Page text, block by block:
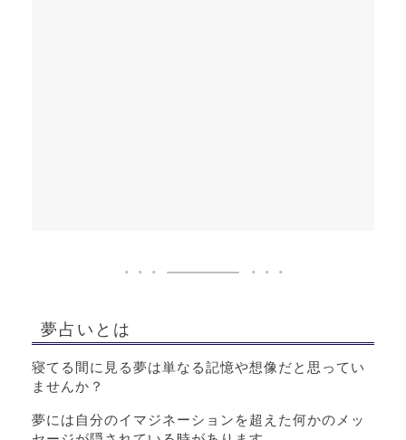
夢占いとは
寝てる間に見る夢は単なる記憶や想像だと思ってい
ませんか？
夢には自分のイマジネーションを超えた何かのメッ